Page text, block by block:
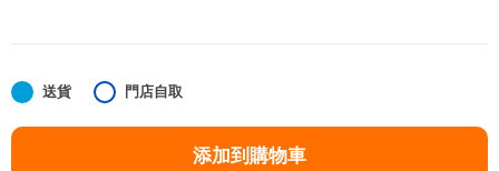
任天堂 Switch
送貨 門店自取
添加到購物車